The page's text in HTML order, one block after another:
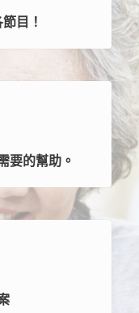
目！
要的幫助。